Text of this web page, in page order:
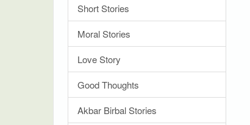
Short Stories
Moral Stories
Love Story
Good Thoughts
Akbar Birbal Stories